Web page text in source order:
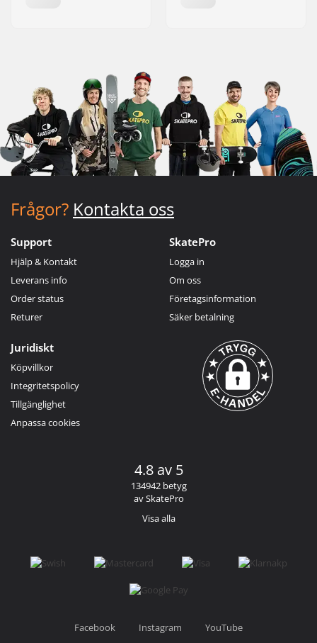
Frågor? Kontakta oss
Support
Hjälp & Kontakt
Leverans info
Order status
Returer
SkatePro
Logga in
Om oss
Företagsinformation
Säker betalning
Juridiskt
Köpvillkor
Integritetspolicy
Tillgänglighet
Anpassa cookies
4.8 av 5
134942 betyg
av SkatePro
Visa alla
Facebook Instagram YouTube